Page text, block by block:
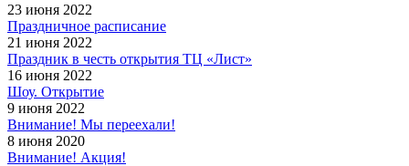
23 июня 2022
Праздничное расписание
21 июня 2022
Праздник в честь открытия ТЦ «Лист»
16 июня 2022
Шоу. Открытие
9 июня 2022
Внимание! Мы переехали!
8 июня 2020
Внимание! Акция!